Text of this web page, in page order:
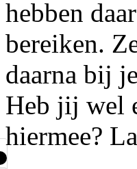
hebben
bereiken.
daarna bij
Heb jij wel
hiermee?